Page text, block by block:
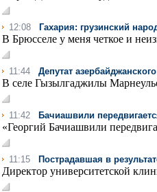
12:08 Гахария: грузинский
В Брюсселе у меня четкое и
11:44 Депутат
В селе Гызылгаджилы
11:42 Бачиашвили
«Георгий Бачиашвили
11:15 Пострадавшая в
Директор университетской